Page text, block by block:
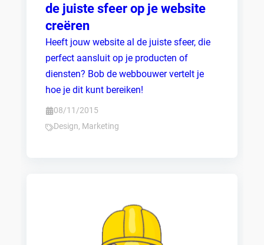
de juiste sfeer op je website
creëren
Heeft jouw website al de juiste sfeer, die
perfect aansluit op je producten of
diensten? Bob de webbouwer vertelt je
hoe je dit kunt bereiken!
08/11/2015
Design, Marketing